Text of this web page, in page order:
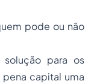
pode ou não
para os
pena capital uma